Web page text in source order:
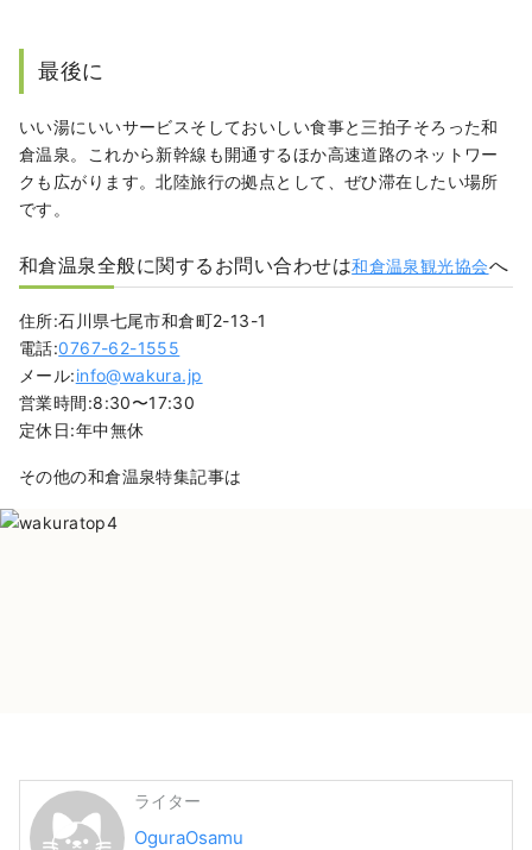
最後に
いい湯にいいサービスそしておいしい食事と三拍子そろった和
倉温泉。これから新幹線も開通するほか高速道路のネットワー
クも広がります。北陸旅行の拠点として、ぜひ滞在したい場所
です。
和倉温泉全般に関するお問い合わせは和倉温泉観光協会へ
住所:石川県七尾市和倉町2-13-1
電話:0767-62-1555
メール:info@wakura.jp
営業時間:8:30〜17:30
定休日:年中無休
その他の和倉温泉特集記事は
ライター
OguraOsamu